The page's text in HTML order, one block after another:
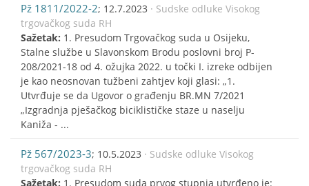
Pž 1811/2022-2; 12.7.2023 · Sudske odluke Visokog
trgovačkog suda RH
Sažetak: 1. Presudom Trgovačkog suda u Osijeku,
Stalne službe u Slavonskom Brodu poslovni broj P-
208/2021-18 od 4. ožujka 2022. u točki I. izreke odbijen
je kao neosnovan tužbeni zahtjev koji glasi: „1.
Utvrđuje se da Ugovor o građenju BR.MN 7/2021
„Izgradnja pješačkog biciklističke staze u naselju
Kaniža - ...
Pž 567/2023-3; 10.5.2023 · Sudske odluke Visokog
trgovačkog suda RH
Sažetak: 1. Presudom suda prvog stupnja utvrđeno je: